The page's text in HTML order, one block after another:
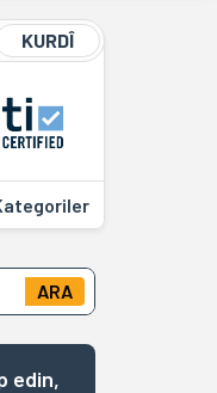
KURDÎ
ARA
edin,